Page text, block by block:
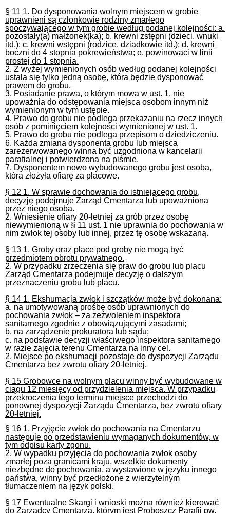
§ 11 1. Do dysponowania wolnym miejscem w grobie
uprawnieni są członkowie rodziny zmarłego
spoczywającego w tym grobie według podanej kolejności: a.
pozostały(a) małżonek(ka); b. krewni zstępni (dzieci, wnuki
itd.); c. krewni wstępni (rodzice, dziadkowie itd.); d. krewni
boczni do 4 stopnia pokrewieństwa; e. powinowaci w linii
prostej do 1 stopnia.
2. Z wyżej wymienionych osób według podanej kolejności
ustala się tylko jedną osobę, która będzie dysponować
prawem do grobu.
3. Posiadanie prawa, o którym mowa w ust. 1, nie
upoważnia do odstępowania miejsca osobom innym niż
wymienionym w tym ustępie.
4. Prawo do grobu nie podlega przekazaniu na rzecz innych
osób z pominięciem kolejności wymienionej w ust. 1.
5. Prawo do grobu nie podlega przepisom o dziedziczeniu.
6. Każda zmiana dysponenta grobu lub miejsca
zarezerwowanego winna być uzgodniona w kancelarii
parafialnej i potwierdzona na piśmie.
7. Dysponentem nowo wybudowanego grobu jest osoba,
która złożyła ofiarę za placowe.
§ 12 1. W sprawie dochowania do istniejącego grobu,
decyzję podejmuje Zarząd Cmentarza lub upoważniona
przez niego osoba.
2. Wniesienie ofiary 20-letniej za grób przez osobę
niewymienioną w § 11 ust. 1 nie uprawnia do pochowania w
nim zwłok tej osoby lub innej, przez tę osobę wskazaną.
§ 13 1. Groby oraz place pod groby nie mogą być
przedmiotem obrotu prywatnego.
2. W przypadku zrzeczenia się praw do grobu lub placu
Zarząd Cmentarza podejmuje decyzję o dalszym
przeznaczeniu grobu lub placu.
§ 14 1. Ekshumacja zwłok i szczątków może być dokonana:
a. na umotywowaną prośbę osób uprawnionych do
pochowania zwłok – za zezwoleniem inspektora
sanitarnego zgodnie z obowiązującymi zasadami;
b. na zarządzenie prokuratora lub sądu;
c. na podstawie decyzji właściwego inspektora sanitarnego
w razie zajęcia terenu Cmentarza na inny cel.
2. Miejsce po ekshumacji pozostaje do dyspozycji Zarządu
Cmentarza bez zwrotu ofiary 20-letniej.
§ 15 Grobowce na wolnym placu winny być wybudowane w
ciągu 12 miesięcy od przydzielenia miejsca. W przypadku
przekroczenia tego terminu miejsce przechodzi do
ponownej dyspozycji Zarządu Cmentarza, bez zwrotu ofiary
20-letniej.
§ 16 1. Przyjęcie zwłok do pochowania na Cmentarzu
następuje po przedstawieniu wymaganych dokumentów, w
tym odpisu karty zgonu.
2. W wypadku przyjęcia do pochowania zwłok osoby
zmarłej poza granicami kraju, wszelkie dokumenty
niezbędne do pochowania, a wystawione w języku innego
państwa, winny być przedłożone z wierzytelnym
tłumaczeniem na język polski.
§ 17 Ewentualne Skargi i wnioski można również kierować
do Zarządcy Cmentarza, którym jest Proboszcz Parafii pw.